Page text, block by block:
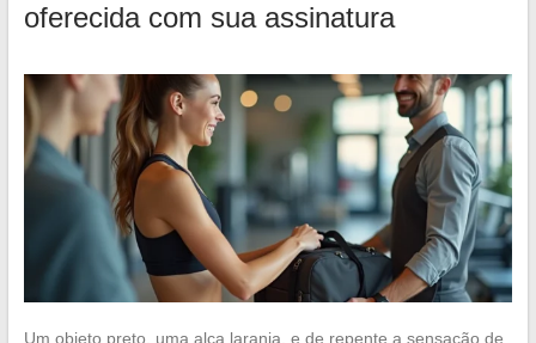
oferecida com sua assinatura
Um objeto preto, uma alça laranja, e de repente a sensação de